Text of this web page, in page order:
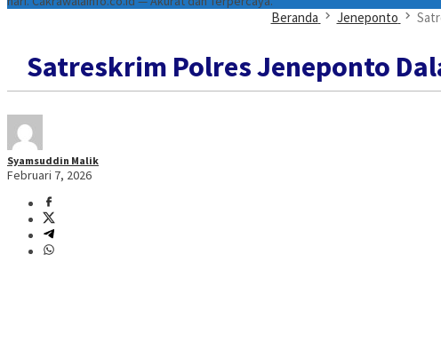
Beranda Jeneponto
Satreskrim Polres Jeneponto
Syamsuddin Malik
Februari 7, 2026